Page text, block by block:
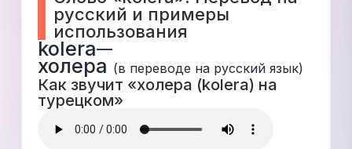
Глаголы
Служебные
Существительные
Прилагательные
русский и примеры
использования
kolera—
холера (в переводе на русский язык)
Как звучит «холера (kolera) на
турецком»